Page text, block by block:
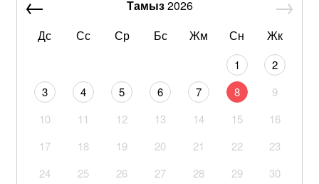
Тамыз2026
Дс
Сс Ср Бс Жм Сн Жк
1
2
3
4 5 6 7 8
9
10
11 12 13 14 15
16
17
18 19 20 21 22
23
24
25 26 27 28 29
30